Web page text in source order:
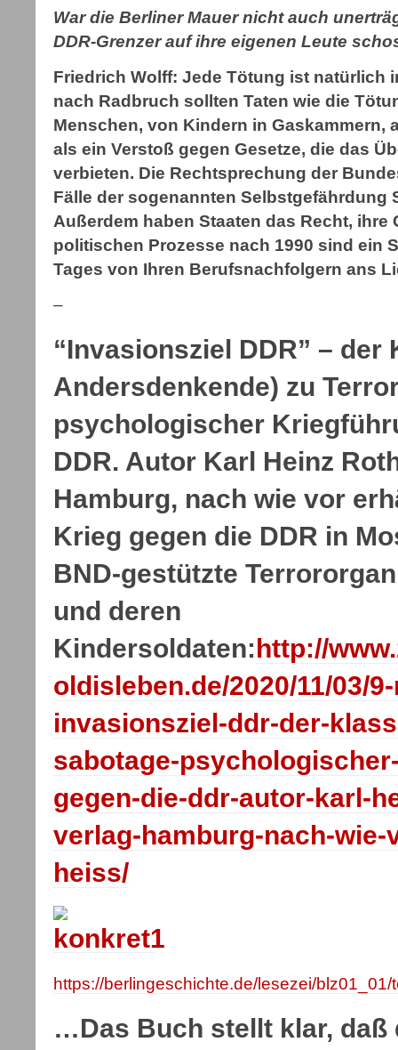
War die Berliner Mauer nicht auch
DDR-Grenzer auf ihre eigenen Leute
Friedrich Wolff: Jede Tötung ist natürlich
nach Radbruch sollten Taten wie die
Menschen, von Kindern in Gaskammern,
als ein Verstoß gegen Gesetze, die das
verbieten. Die Rechtsprechung der
Fälle der sogenannten Selbstgefährdung
Außerdem haben Staaten das Recht, ihre
politischen Prozesse nach 1990 sind ein
Tages von Ihren Berufsnachfolgern ans
–
“Invasionsziel DDR” –
Andersdenkende) zu
psychologischer
DDR. Autor Karl Heinz
Hamburg, nach wie vor
Krieg gegen die DDR in
BND-gestützte
und deren
Kindersoldaten:http://
oldisleben.de/2020/11/03/
invasionsziel-ddr-der-
sabotage-
gegen-die-ddr-autor-karl-
verlag-hamburg-nach-
heiss/
https://berlingeschichte.de/lesezei/blz01_01/
…Das Buch stellt klar, daß